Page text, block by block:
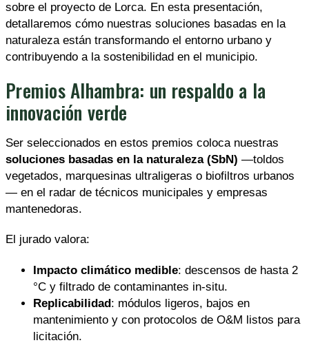
sobre el proyecto de Lorca. En esta presentación,
detallaremos cómo nuestras soluciones basadas en la
naturaleza están transformando el entorno urbano y
contribuyendo a la sostenibilidad en el municipio.
Premios Alhambra: un respaldo a la
innovación verde
Ser seleccionados en estos premios coloca nuestras
soluciones basadas en la naturaleza (SbN) —toldos
vegetados, marquesinas ultraligeras o biofiltros urbanos
— en el radar de técnicos municipales y empresas
mantenedoras.
El jurado valora:
Impacto climático medible: descensos de hasta 2
°C y filtrado de contaminantes in-situ.
Replicabilidad: módulos ligeros, bajos en
mantenimiento y con protocolos de O&M listos para
licitación.